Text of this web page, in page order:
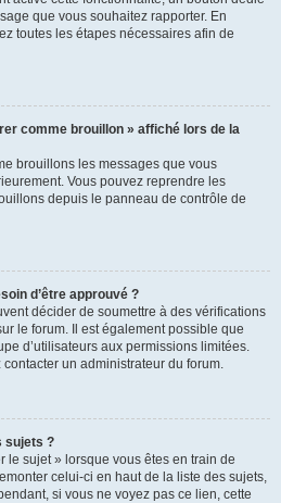
que vous souhaitez rapporter. En
toutes les étapes nécessaires afin de
comme brouillon » affiché lors de la
brouillons les messages que vous
Vous pouvez reprendre les
depuis le panneau de contrôle de
d’être approuvé ?
décider de soumettre à des vérifications
le forum. Il est également possible que
d’utilisateurs aux permissions limitées.
un administrateur du forum.
sujets ?
le sujet » lorsque vous êtes en train de
celui-ci en haut de la liste des sujets,
si vous ne voyez pas ce lien, cette